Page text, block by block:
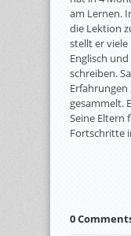
am Lernen.
die Lektion
stellt er viele
Englisch
schreiben.
gesammelt.
Seine Eltern
Fortschritte
0